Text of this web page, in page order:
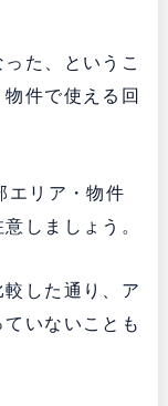
た、というこ
件で使える回
エリア・物件
しましょう。
した通り、ア
いないことも